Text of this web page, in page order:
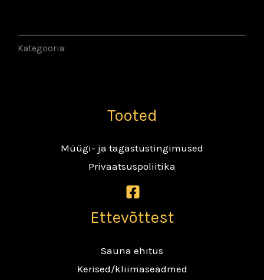
Kategooria:
Tooted
Müügi- ja tagastustingimused
Privaatsuspoliitika
Ettevõttest
Sauna ehitus
Kerised/kliimaseadmed